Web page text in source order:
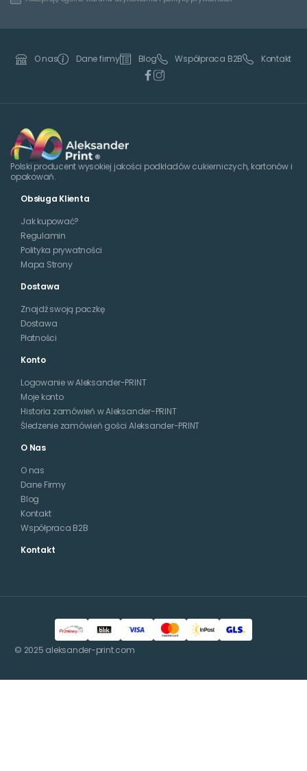
O nas Dane firmy Blog Współpraca B2B Kontakt
Polski producent wysokiej jakości podkładów cukierniczych, kartonów i
opakowań.
Obsługa Klienta
Jak kupować?
Regulamin
Polityka prywatności
Mapa Strony
Dostawa
Znajdź swoją paczkę
Dostawa
Płatności
Konto
Logowanie w Aleksander-PRINT
Moje konto
Historia zamówień w Aleksander-PRINT
Śledzenie zamówień gości Aleksander-PRINT
O Nas
O nas
Dane Firmy
Blog
Kontakt
Współpraca B2B
Kontakt
© 2025 aleksander-print.com